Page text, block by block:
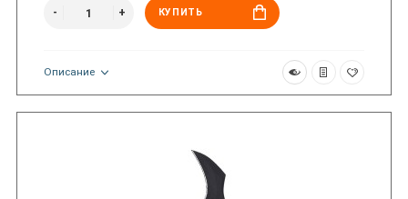
КУПИТЬ
Описание